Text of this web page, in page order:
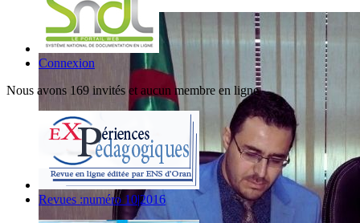
Connexion
Nous avons 169 invités et aucun membre en ligne
Revues :numéro 10|2016